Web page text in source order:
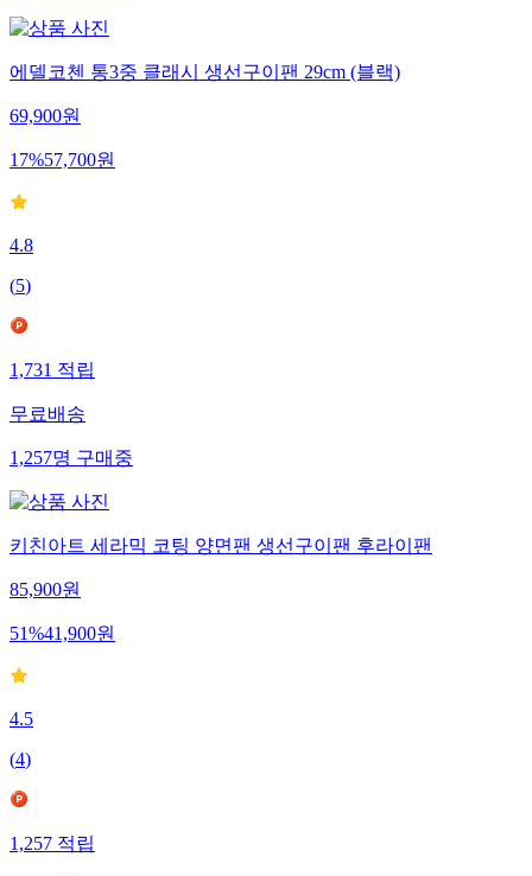
에델코첸 통3중 클래시 생선구이팬 29cm (블랙)
69,900원
17%57,700원
4.8
(5)
1,731적립
무료배송
1,257명구매중
키친아트 세라믹 코팅 양면팬 생선구이팬 후라이팬
85,900원
51%41,900원
4.5
(4)
1,257적립